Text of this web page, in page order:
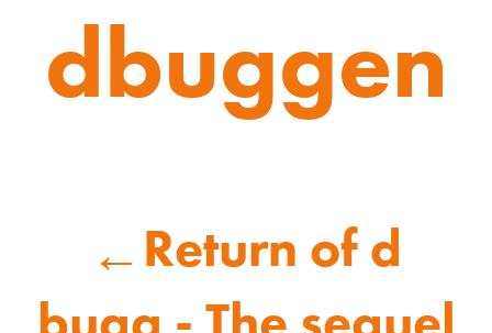
dbuggen
←Return of d